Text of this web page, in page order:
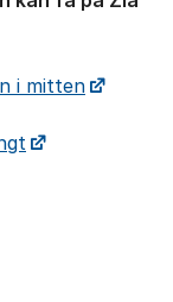
i mitten